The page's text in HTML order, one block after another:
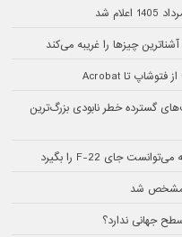
چیزها را غریبه می‌کند
گسترده خطر نابودی بزرگ‌ترین
جهانی ندارد؟